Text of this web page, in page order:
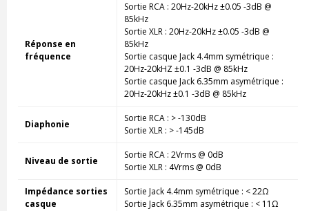
Réponse en
fréquence
Sortie RCA : 20Hz-20kHz ±0.05 -3dB @
85kHz
Sortie XLR : 20Hz-20kHz ±0.05 -3dB @
85kHz
Sortie casque Jack 4.4mm symétrique :
20Hz-20kHZ ±0.1 -3dB @ 85kHz
Sortie casque Jack 6.35mm asymétrique :
20Hz-20kHz ±0.1 -3dB @ 85kHz
Diaphonie
Sortie RCA : > -130dB
Sortie XLR : > -145dB
Niveau de sortie
Sortie RCA : 2Vrms @ 0dB
Sortie XLR : 4Vrms @ 0dB
Impédance sorties
casque
Sortie Jack 4.4mm symétrique : < 22Ω
Sortie Jack 6.35mm asymétrique : < 11Ω